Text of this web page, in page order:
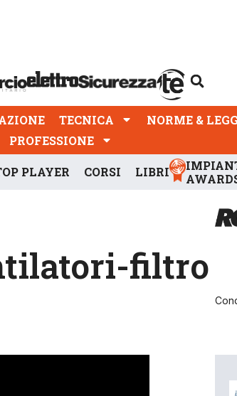
TECNICA NORME &
PROFESSIONE
PLAYER CORSI LIBRI
filtro